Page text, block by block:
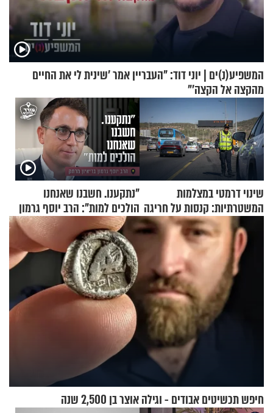
המשפיע(נ)ים | יוני דוד: "העבריין אמר 'שינית לי את החיים
מהקצה אל הקצה'"
שינוי דרמטי במצלמות
המשטרתיות: קנסות על חריגה
קלה של מהירות
"נתקענו. חשבנו שאנחנו
הולכים למות": הרב יוסף גרמון
בריאיון מרתק
חיפש תכשיטים אבודים - וגילה אוצר בן 2,500 שנה